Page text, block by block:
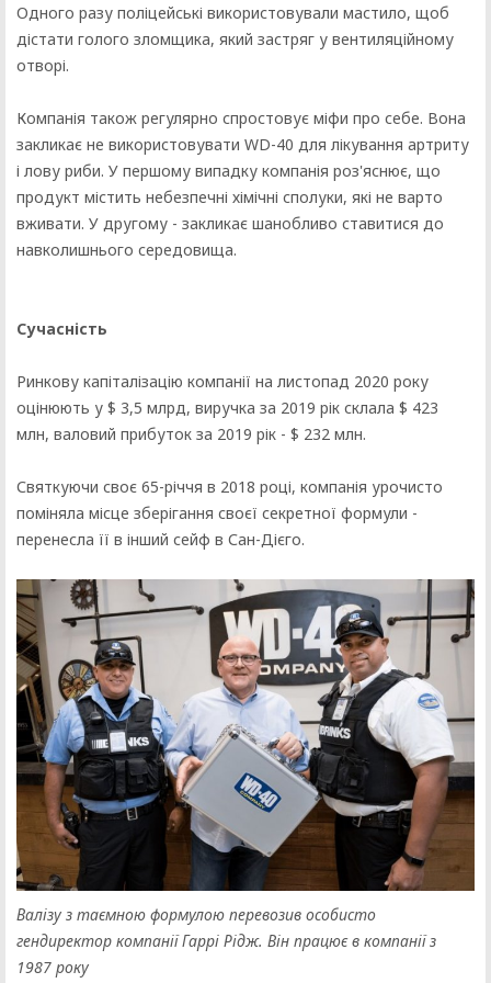
Одного разу поліцейські використовували мастило, щоб
дістати голого зломщика, який застряг у вентиляційному
отворі.
Компанія також регулярно спростовує міфи про себе. Вона
закликає не використовувати WD-40 для лікування артриту
і лову риби. У першому випадку компанія роз'яснює, що
продукт містить небезпечні хімічні сполуки, які не варто
вживати. У другому - закликає шанобливо ставитися до
навколишнього середовища.
Сучасність
Ринкову капіталізацію компанії на листопад 2020 року
оцінюють у $ 3,5 млрд, виручка за 2019 рік склала $ 423
млн, валовий прибуток за 2019 рік - $ 232 млн.
Святкуючи своє 65-річчя в 2018 році, компанія урочисто
поміняла місце зберігання своєї секретної формули -
перенесла її в інший сейф в Сан-Дієго.
Валізу з таємною формулою перевозив особисто
гендиректор компанії Гаррі Рідж. Він працює в компанії з
1987 року